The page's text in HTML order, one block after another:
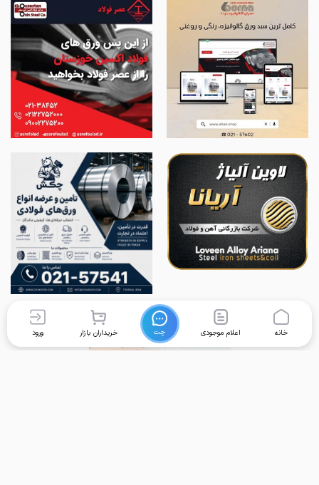
خانه اعلام موجودی چت خریداران بازار ورود